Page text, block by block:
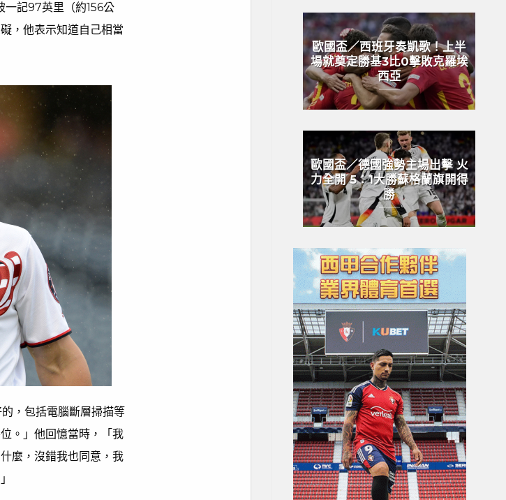
一記97英里（約156公
，他表示知道自己相當
，包括電腦斷層掃描等
。」他回憶當時，「我
麼，沒錯我也同意，我
歐國盃／西班牙奏凱歌！上半
場就奠定勝基3比0擊敗克羅埃
西亞
歐國盃／德國強勢主場出擊 火
力全開 5：1大勝蘇格蘭旗開得
勝